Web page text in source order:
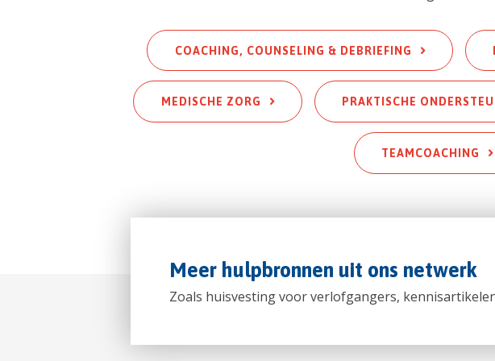
COACHING, COUNSELING & DEBRIEFING
MEDISCHE ZORG PRAKTISCHE
TEAMCOACHING
Meer hulpbronnen uit ons netwerk
Zoals huisvesting voor verlofgangers,